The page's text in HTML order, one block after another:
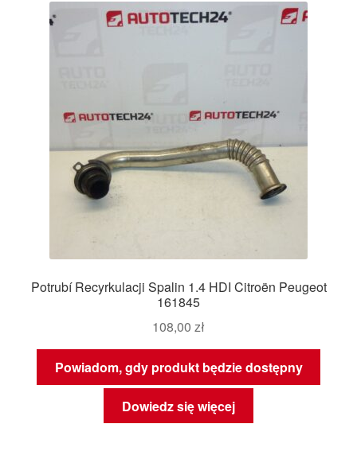
Potrubí Recyrkulacji Spalin 1.4 HDI Citroën Peugeot
161845
108,00 zł
Powiadom, gdy produkt będzie dostępny
Dowiedz się więcej